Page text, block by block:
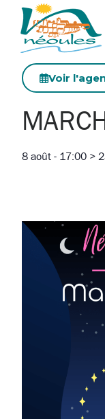
Voir
8 août - 17:00 >